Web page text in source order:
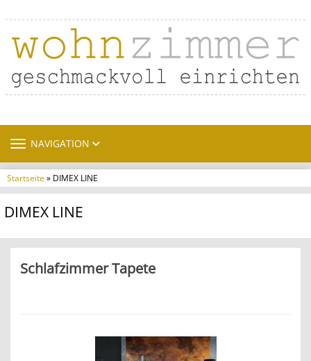
TOGGLE NAVIGATION
NAVIGATION
Startseite» DIMEX LINE
DIMEX LINE
Schlafzimmer Tapete